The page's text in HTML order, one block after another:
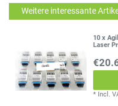
Weitere interessante
10 x
Laser
* Incl.